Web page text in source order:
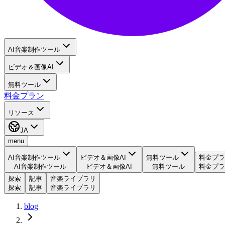
AI音楽制作ツール
ビデオ＆画像AI
無料ツール
料金プラン
リソース
JA
menu
AI音楽制作ツール
AI音楽制作ツール
ビデオ＆画像AI
ビデオ＆画像AI
無料ツール
無料ツール
料金プ
料金プ
探索
探索
記事
記事
音楽ライブラリ
音楽ライブラリ
blog